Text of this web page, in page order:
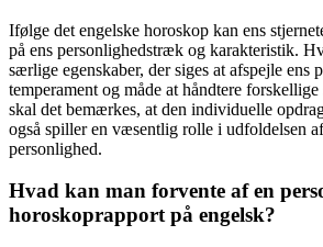
Ifølge det engelske horoskop kan ens
på ens personlighedstræk og karakteristik.
særlige egenskaber, der siges at afspejle ens
temperament og måde at håndtere
skal det bemærkes, at den individuelle
også spiller en væsentlig rolle i udfoldelsen
personlighed.
Hvad kan man forvente af en
horoskoprapport på engelsk?